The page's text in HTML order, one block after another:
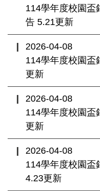
114學年度校園盃
告 5.21更新
2026-04-08
114學年度校園盃
更新
2026-04-08
114學年度校園盃
更新
2026-04-08
114學年度校園盃
4.23更新